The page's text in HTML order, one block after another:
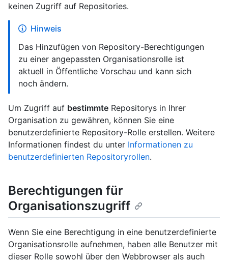
keinen Zugriff auf Repositories.
Hinweis
Das Hinzufügen von Repository-Berechtigungen
zu einer angepassten Organisationsrolle ist
aktuell in Öffentliche Vorschau und kann sich
noch ändern.
Um Zugriff auf bestimmte Repositorys in Ihrer
Organisation zu gewähren, können Sie eine
benutzerdefinierte Repository-Rolle erstellen. Weitere
Informationen findest du unter Informationen zu
benutzerdefinierten Repositoryrollen.
Berechtigungen für
Organisationszugriff
Wenn Sie eine Berechtigung in eine benutzerdefinierte
Organisationsrolle aufnehmen, haben alle Benutzer mit
dieser Rolle sowohl über den Webbrowser als auch